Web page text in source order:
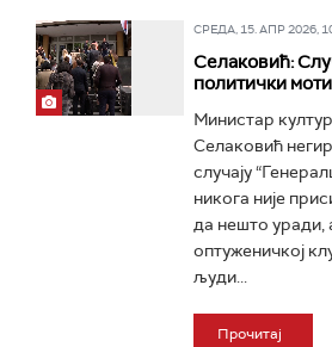
СРЕДА, 15. АПР 2026,
Селаковић:
политички
Министар
Селаковић
случају
никога није
да нешто уради,
оптуженичкој
људи...
Прочитај